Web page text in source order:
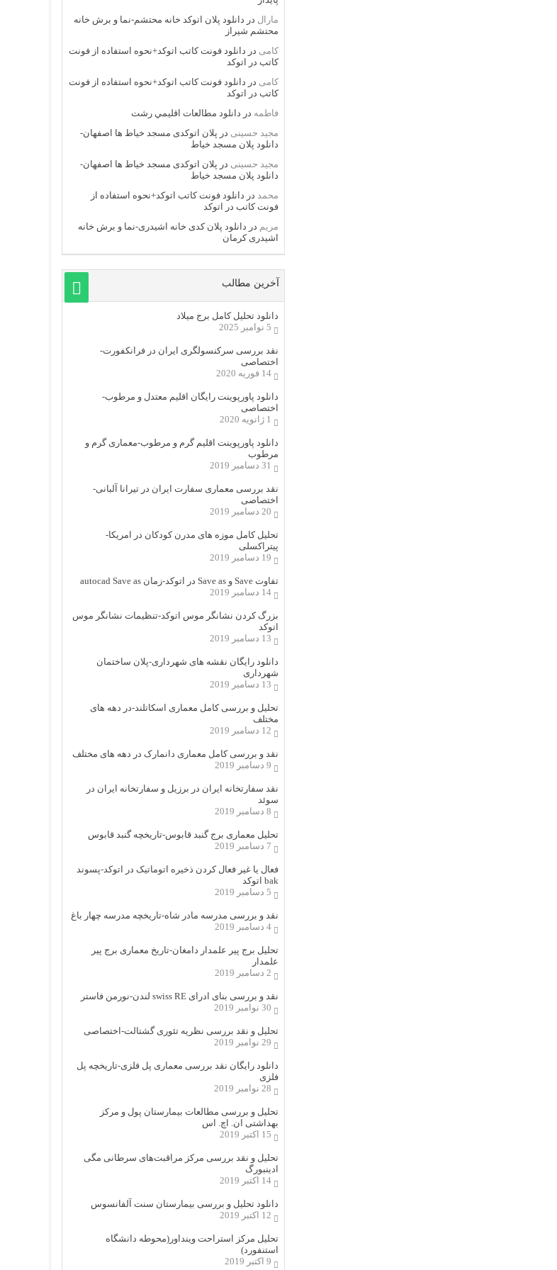
مارال در دانلود پلان اتوکد خانه محتشم-نما و برش خانه
محتشم شیراز
کامی در دانلود فونت کاتب اتوکد+نحوه استفاده از فونت
کاتب در اتوکد
کامی در دانلود فونت کاتب اتوکد+نحوه استفاده از فونت
کاتب در اتوکد
فاطمه در دانلود مطالعات اقليمي رشت
مجید حسینی در پلان اتوکدی مسجد خیاط ها اصفهان-
دانلود پلان مسجد خیاط
مجید حسینی در پلان اتوکدی مسجد خیاط ها اصفهان-
دانلود پلان مسجد خیاط
محمد در دانلود فونت کاتب اتوکد+نحوه استفاده از
فونت کاتب در اتوکد
مریم در دانلود پلان کدی خانه اشیدری-نما و برش خانه
اشیدری کرمان
آخرین مطالب
دانلود تحلیل کامل برج میلاد
5 نوامبر 2025
نقد بررسی سرکنسولگری ایران در فرانکفورت-
اختصاصی
14 فوریه 2020
دانلود پاورپوینت رایگان اقلیم معتدل و مرطوب-
اختصاصی
1 ژانویه 2020
دانلود پاورپوینت اقلیم گرم و مرطوب-معماری گرم و
مرطوب
31 دسامبر 2019
نقد بررسی معماری سفارت ایران در تیرانا آلبانی-
اختصاصی
20 دسامبر 2019
تحلیل کامل موزه های مدرن کودکان در امریکا-
پیتراکسلی
19 دسامبر 2019
تفاوت Save و Save as در اتوکد-زمان autocad Save as
14 دسامبر 2019
بزرگ کردن نشانگر موس اتوکد-تنظیمات نشانگر موس
اتوکد
13 دسامبر 2019
دانلود رایگان نقشه های شهرداری-پلان ساختمان
شهرداری
13 دسامبر 2019
تحلیل و بررسی کامل معماری اسکاتلند-در دهه های
مختلف
12 دسامبر 2019
نقد و بررسی کامل معماری دانمارک در دهه های مختلف
9 دسامبر 2019
نقد سفارتخانه ایران در برزیل و سفارتخانه ایران در
سوئد
8 دسامبر 2019
تحلیل معماری برج گنبد قابوس-تاریخچه گنبد قابوس
7 دسامبر 2019
فعال یا غیر فعال کردن ذخیره اتوماتیک در اتوکد-پسوند
bak اتوکد
5 دسامبر 2019
نقد و بررسی مدرسه مادر شاه-تاریخچه مدرسه چهار باغ
4 دسامبر 2019
تحلیل برج پیر علمدار دامغان-تاریخ معماری برج پیر
علمدار
2 دسامبر 2019
نقد و بررسی بنای ادرای swiss RE لندن-نورمن فاستر
30 نوامبر 2019
تحلیل و نقد بررسی نظریه تئوری گشتالت-اختصاصی
29 نوامبر 2019
دانلود رایگان نقد بررسی معماری پل فلزی-تاریخچه پل
فلزی
28 نوامبر 2019
تحلیل و بررسی مطالعات بیمارستان پول و مرکز
بهداشتی ان. اچ. اس
15 اکتبر 2019
تحلیل و نقد بررسی مرکز مراقبت‌های سرطانی مگی
ادینبورگ
14 اکتبر 2019
دانلود تحلیل و بررسی بیمارستان سنت آلفانسوس
12 اکتبر 2019
تحلیل مرکز استراحت وینداور(محوطه دانشگاه
استنفورد)
9 اکتبر 2019